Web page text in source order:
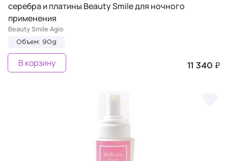
серебра и платины Beauty Smile для ночного
применения
Beauty Smile Agio
Объем: 90g
11 340 ₽
В корзину